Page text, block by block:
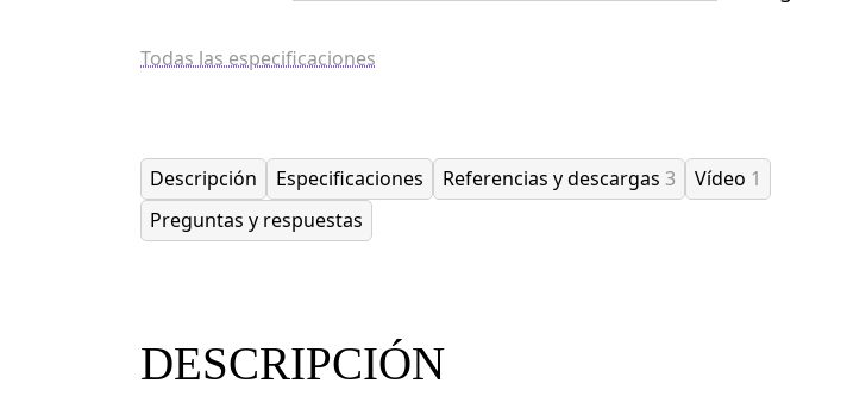
Todas las especificaciones
Descripción Especificaciones Referencias y descargas 3 Vídeo 1
Preguntas y respuestas
DESCRIPCIÓN